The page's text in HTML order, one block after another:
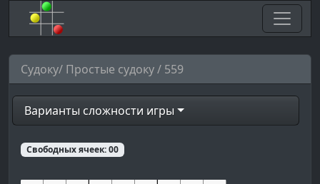
Судоку/ Простые судоку / 559
Варианты сложности игры
Свободных ячеек:00